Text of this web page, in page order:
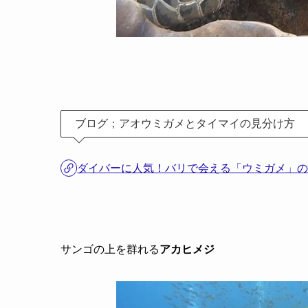
ブログ；アオウミガメとタイマイの見分け方
ダイバーに人気！バリで会える「ウミガメ」
サンゴの上を群れるアカヒメジ